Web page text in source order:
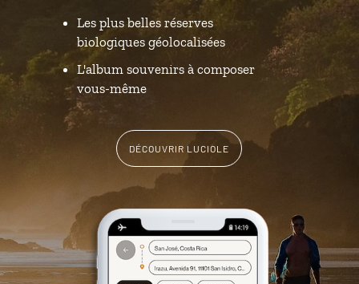
Les plus belles réserves
biologiques géolocalisées
L'album souvenirs à composer
vous-même
DÉCOUVRIR LUCIOLE